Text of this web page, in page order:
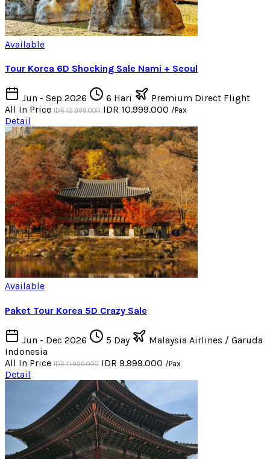
Available
Tour Korea 6D Shocking Sale Nami + Seoul
Jun - Sep 2026 6 Hari
Premium Direct Flight
All In Price IDR 12.999.000 IDR 10.999.000 /Pax
Detail
Available
Paket Tour Korea 5D Crazy Sale
Jun - Dec 2026 5 Day
Malaysia Airlines / Garuda
Indonesia
All In Price IDR 11.999.000 IDR 9.999.000 /Pax
Detail